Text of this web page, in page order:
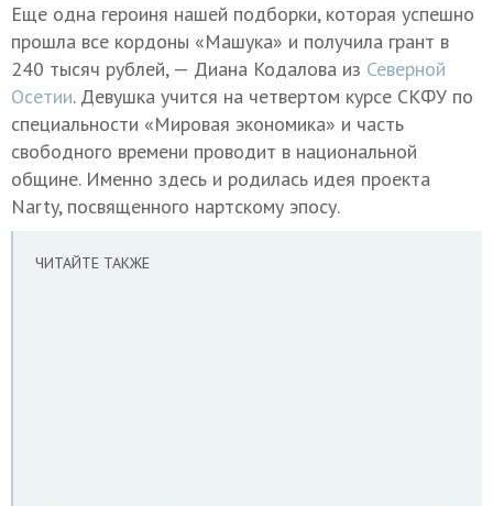
Еще одна героиня нашей подборки, которая успешно
прошла все кордоны «Машука» и получила грант в
240 тысяч рублей, — Диана Кодалова из Северной
Осетии. Девушка учится на четвертом курсе СКФУ по
специальности «Мировая экономика» и часть
свободного времени проводит в национальной
общине. Именно здесь и родилась идея проекта
Narty, посвященного нартскому эпосу.
ЧИТАЙТЕ ТАКЖЕ